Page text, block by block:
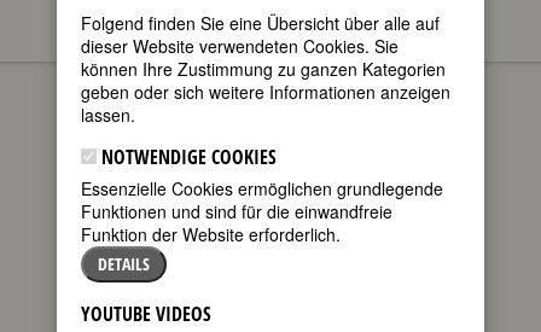
AVENIDAS Y FLORES Y
MUJERES - ALLEEN UND
BLUMEN UND FRAUEN
Luise F. Pusch
Kommentare
Eine Leserin informierte mich gestern
über den Protest der Studierenden
(überwiegend Frauen) der
Salomon-Hochschule Berlin gegen ein
Folgend finden Sie eine Übersicht über alle auf
dieser Website verwendeten Cookies. Sie
können Ihre Zustimmung zu ganzen Kategorien
geben oder sich weitere Informationen anzeigen
lassen.
NOTWENDIGE COOKIES
Essenzielle Cookies ermöglichen grundlegende
Funktionen und sind für die einwandfreie
Funktion der Website erforderlich.
DETAILS
YOUTUBE VIDEOS